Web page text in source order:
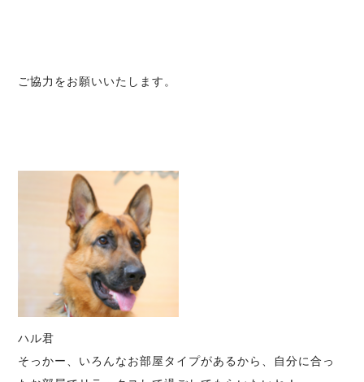
ご協力をお願いいたします。
ハル君
そっかー、いろんなお部屋タイプがあるから、自分に合っ